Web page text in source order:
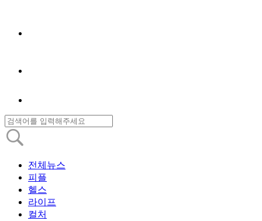
전체뉴스
피플
헬스
라이프
컬처